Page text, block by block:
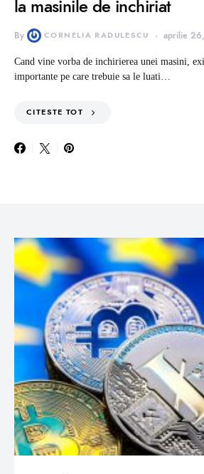
la masinile de inchiriat
By CORNELIA RADULESCU aprilie
Cand vine vorba de inchirierea unei masini,
importante pe care trebuie sa le luati…
CITESTE TOT